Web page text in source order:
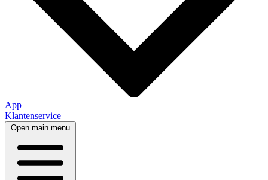
App
Klantenservice
Open main menu